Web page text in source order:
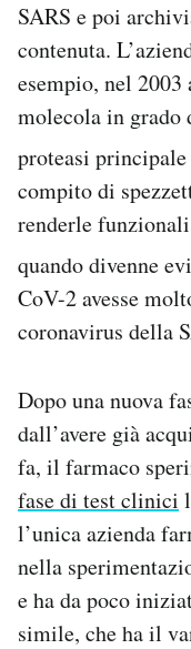
SARS e poi
contenuta.
esempio, nel
molecola in
proteasi
compito di
renderle
quando divenne
CoV-2 avesse
coronavirus della
Dopo una nuova
dall’avere già
fa, il farmaco
fase di test clinici
l’unica azienda
nella
e ha da poco
simile, che ha il